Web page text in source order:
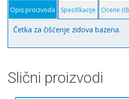
Opis proizvoda Specifikacije Ocene (0)
Četka za čišćenje zidova bazena.
Slični proizvodi